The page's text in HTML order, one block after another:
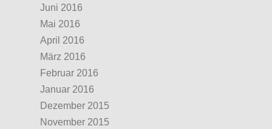
Juni 2016
Mai 2016
April 2016
März 2016
Februar 2016
Januar 2016
Dezember 2015
November 2015